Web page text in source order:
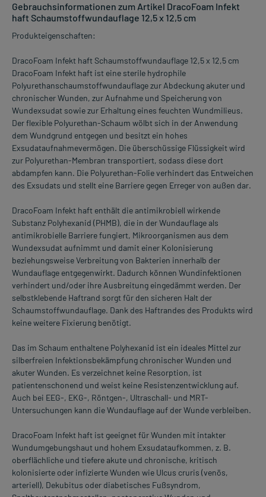
Gebrauchsinformationen zum Artikel DracoFoam Infekt
haft Schaumstoffwundauflage 12,5 x 12,5 cm
Produkteigenschaften:
DracoFoam Infekt haft Schaumstoffwundauflage 12,5 x 12,5 cm
DracoFoam Infekt haft ist eine sterile hydrophile
Polyurethanschaumstoffwundauflage zur Abdeckung akuter und
chronischer Wunden, zur Aufnahme und Speicherung von
Wundexsudat sowie zur Erhaltung eines feuchten Wundmilieus.
Der flexible Polyurethan-Schaum wölbt sich in der Anwendung
dem Wundgrund entgegen und besitzt ein hohes
Exsudataufnahmevermögen. Die überschüssige Flüssigkeit wird
zur Polyurethan-Membran transportiert, sodass diese dort
abdampfen kann. Die Polyurethan-Folie verhindert das Entweichen
des Exsudats und stellt eine Barriere gegen Erreger von außen dar.
DracoFoam Infekt haft enthält die antimikrobiell wirkende
Substanz Polyhexanid (PHMB), die in der Wundauflage als
antimikrobielle Barriere fungiert, Mikroorganismen aus dem
Wundexsudat aufnimmt und damit einer Kolonisierung
beziehungsweise Verbreitung von Bakterien innerhalb der
Wundauflage entgegenwirkt. Dadurch können Wundinfektionen
verhindert und/oder ihre Ausbreitung eingedämmt werden. Der
selbstklebende Haftrand sorgt für den sicheren Halt der
Schaumstoffwundauflage. Dank des Haftrandes des Produkts wird
keine weitere Fixierung benötigt.
Das im Schaum enthaltene Polyhexanid ist ein ideales Mittel zur
silberfreien Infektionsbekämpfung chronischer Wunden und
akuter Wunden. Es verzeichnet keine Resorption, ist
patientenschonend und weist keine Resistenzentwicklung auf.
Auch bei EEG-, EKG-, Röntgen-, Ultraschall- und MRT-
Untersuchungen kann die Wundauflage auf der Wunde verbleiben.
DracoFoam Infekt haft ist geeignet für Wunden mit intakter
Wundumgebungshaut und hohem Exsudataufkommen, z. B.
oberflächliche und tiefere akute und chronische, kritisch
kolonisierte oder infizierte Wunden wie Ulcus cruris (venös,
arteriell), Dekubitus oder diabetisches Fußsyndrom,